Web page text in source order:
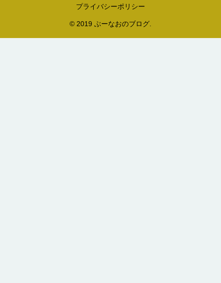
プライバシーポリシー
© 2019 ぶーなおのブログ.